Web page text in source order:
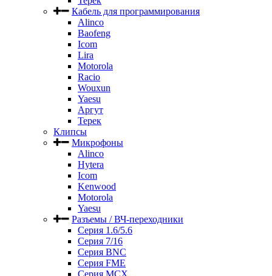
Кабель для программирования
Alinco
Baofeng
Icom
Lira
Motorola
Racio
Wouxun
Yaesu
Аргут
Терек
Клипсы
Микрофоны
Alinco
Hytera
Icom
Kenwood
Motorola
Yaesu
Разъемы / ВЧ-переходники
Серия 1.6/5.6
Серия 7/16
Серия BNC
Серия FME
Серия MCX